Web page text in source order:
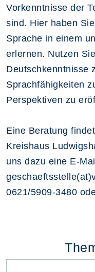
Vorkenntnisse der
sind. Hier haben
Sprache in einem
erlernen. Nutzen
Deutschkenntnisse
Sprachfähigkeiten
Perspektiven zu
Eine Beratung
Kreishaus
uns dazu eine E-
0621/5909-3480